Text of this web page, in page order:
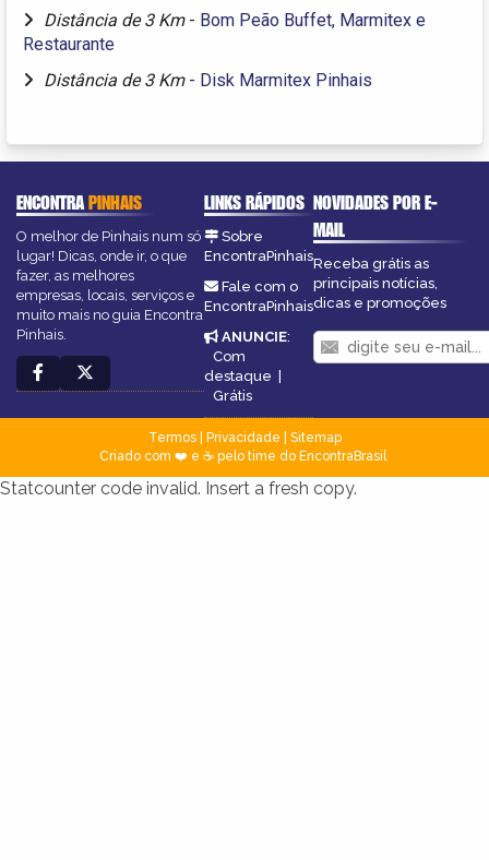
Distância de 3 Km - Bom Peão Buffet, Marmitex e
Restaurante
Distância de 3 Km - Disk Marmitex Pinhais
ENCONTRAPINHAIS
O melhor de Pinhais num só
lugar! Dicas, onde ir, o que
fazer, as melhores
empresas, locais, serviços e
muito mais no guia Encontra
Pinhais.
LINKS RÁPIDOS
Sobre
EncontraPinhais
Fale com o
EncontraPinhais
ANUNCIE:
Com
destaque |
Grátis
NOVIDADES POR E-
MAIL
Receba grátis as
principais notícias,
dicas e promoções
Termos| Privacidade
Sitemap
Criado com ❤️ e ☕ pelo time do EncontraBrasil
Statcounter code invalid. Insert a fresh copy.